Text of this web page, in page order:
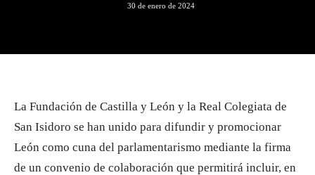
30 de enero de 2024
La Fundación de Castilla y León y la Real Colegiata de
San Isidoro se han unido para difundir y promocionar
León como cuna del parlamentarismo mediante la firma
de un convenio de colaboración que permitirá incluir, en